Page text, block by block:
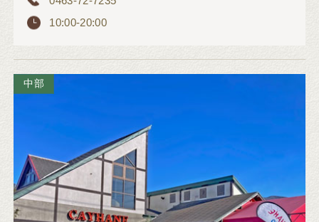
10:00-20:00
中部